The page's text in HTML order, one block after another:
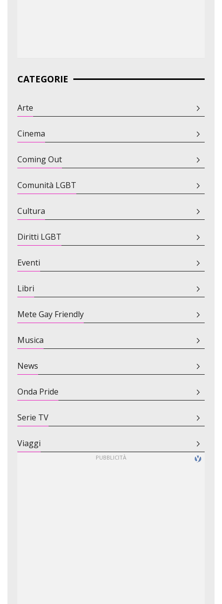
CATEGORIE
Arte
Cinema
Coming Out
Comunità LGBT
Cultura
Diritti LGBT
Eventi
Libri
Mete Gay Friendly
Musica
News
Onda Pride
Serie TV
Viaggi